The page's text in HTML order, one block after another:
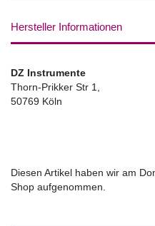
Hersteller Informationen
DZ Instrumente
Thorn-Prikker Str 1,
50769 Köln
Diesen Artikel haben wir am
Shop aufgenommen.